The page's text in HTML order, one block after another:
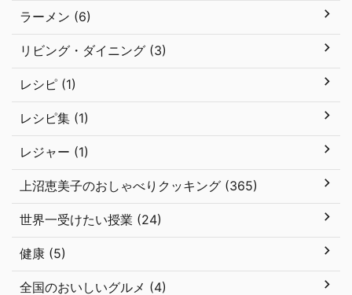
ラーメン (6)
リビング・ダイニング (3)
レシピ (1)
レシピ集 (1)
レジャー (1)
上沼恵美子のおしゃべりクッキング (365)
世界一受けたい授業 (24)
健康 (5)
全国のおいしいグルメ (4)